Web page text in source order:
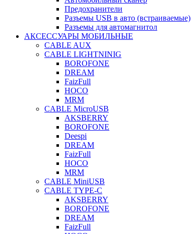
Предохранители
Разъемы USB в авто (встраиваемые)
Разъемы для автомагнитол
АКСЕССУАРЫ МОБИЛЬНЫЕ
CABLE AUX
CABLE LIGHTNINIG
BOROFONE
DREAM
FaizFull
HOCO
MRM
CABLE MicroUSB
AKSBERRY
BOROFONE
Deespi
DREAM
FaizFull
HOCO
MRM
CABLE MiniUSB
CABLE TYPE-C
AKSBERRY
BOROFONE
DREAM
FaizFull